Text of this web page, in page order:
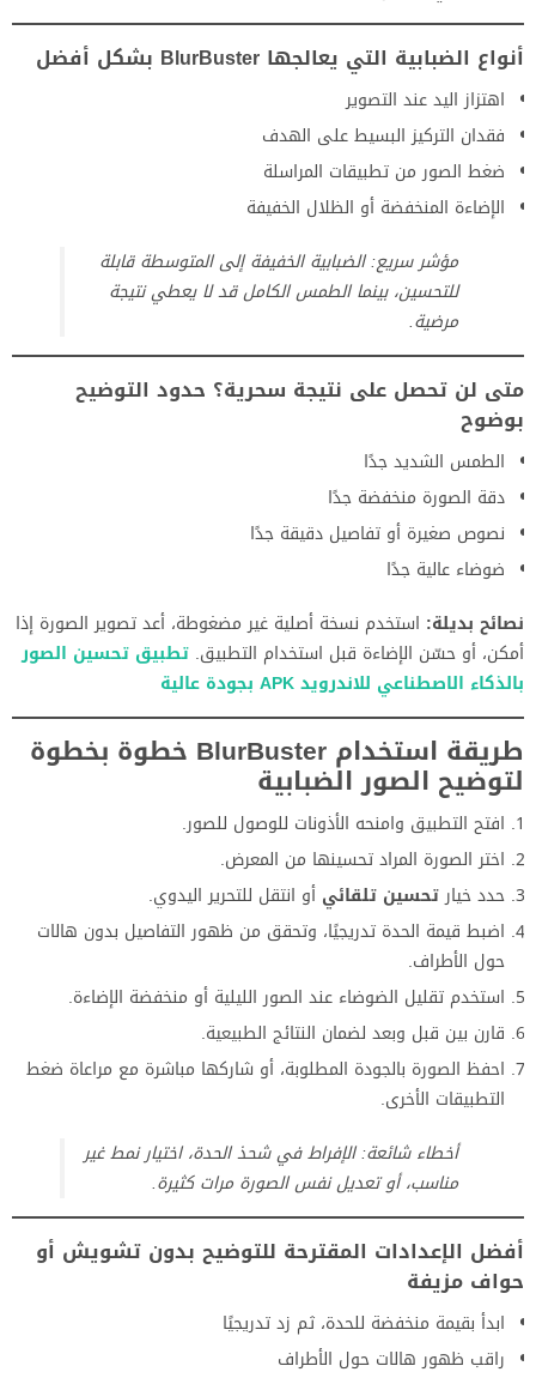
أنواع الضبابية التي يعالجها BlurBuster بشكل أفضل
اهتزاز اليد عند التصوير
فقدان التركيز البسيط على الهدف
ضغط الصور من تطبيقات المراسلة
الإضاءة المنخفضة أو الظلال الخفيفة
مؤشر سريع: الضبابية الخفيفة إلى المتوسطة قابلة
للتحسين، بينما الطمس الكامل قد لا يعطي نتيجة
مرضية.
متى لن تحصل على نتيجة سحرية؟ حدود التوضيح
بوضوح
الطمس الشديد جدًا
دقة الصورة منخفضة جدًا
نصوص صغيرة أو تفاصيل دقيقة جدًا
ضوضاء عالية جدًا
نصائح بديلة: استخدم نسخة أصلية غير مضغوطة، أعد تصوير الصورة إذا
أمكن، أو حسّن الإضاءة قبل استخدام التطبيق. تطبيق تحسين الصور
بالذكاء الاصطناعي للاندرويد APK بجودة عالية
طريقة استخدام BlurBuster خطوة بخطوة
لتوضيح الصور الضبابية
افتح التطبيق وامنحه الأذونات للوصول للصور.
اختر الصورة المراد تحسينها من المعرض.
حدد خيارتحسين تلقائي أو انتقل للتحرير اليدوي.
اضبط قيمة الحدة تدريجيًا، وتحقق من ظهور التفاصيل بدون هالات
حول الأطراف.
استخدم تقليل الضوضاء عند الصور الليلية أو منخفضة الإضاءة.
قارن بين قبل وبعد لضمان النتائج الطبيعية.
احفظ الصورة بالجودة المطلوبة، أو شاركها مباشرة مع مراعاة ضغط
التطبيقات الأخرى.
أخطاء شائعة: الإفراط في شحذ الحدة، اختيار نمط غير
مناسب، أو تعديل نفس الصورة مرات كثيرة.
أفضل الإعدادات المقترحة للتوضيح بدون تشويش أو
حواف مزيفة
ابدأ بقيمة منخفضة للحدة، ثم زد تدريجيًا
راقب ظهور هالات حول الأطراف